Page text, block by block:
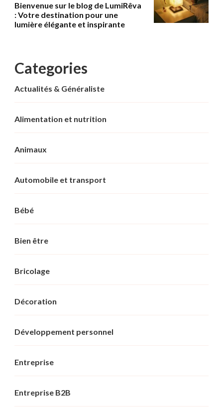
Bienvenue sur le blog de LumiRêva
: Votre destination pour une
lumière élégante et inspirante
Categories
Actualités & Généraliste
Alimentation et nutrition
Animaux
Automobile et transport
Bébé
Bien être
Bricolage
Décoration
Développement personnel
Entreprise
Entreprise B2B